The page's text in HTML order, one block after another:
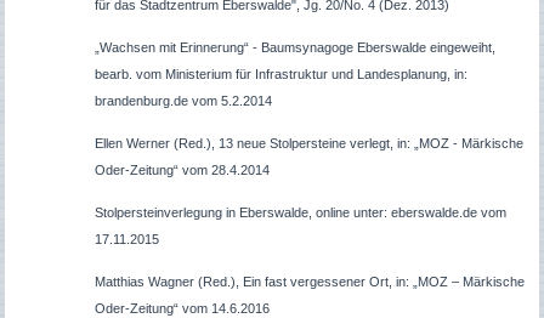
für das Stadtzentrum Eberswalde", Jg. 20/No. 4 (Dez. 2013)
Wachsen mit Erinnerung“ - Baumsynagoge Eberswalde eingeweiht,
bearb. vom Ministerium für Infrastruktur und Landesplanung, in:
brandenburg.de vom 5.2.2014
Ellen Werner (Red.), 13 neue Stolpersteine verlegt, in: „MOZ - Märkische
Oder-Zeitung“ vom 28.4.2014
Stolpersteinverlegung in Eberswalde, online unter: eberswalde.de vom
17.11.2015
Matthias Wagner (Red.), Ein fast vergessener Ort, in: „MOZ – Märkische
Oder-Zeitung“ vom 14.6.2016